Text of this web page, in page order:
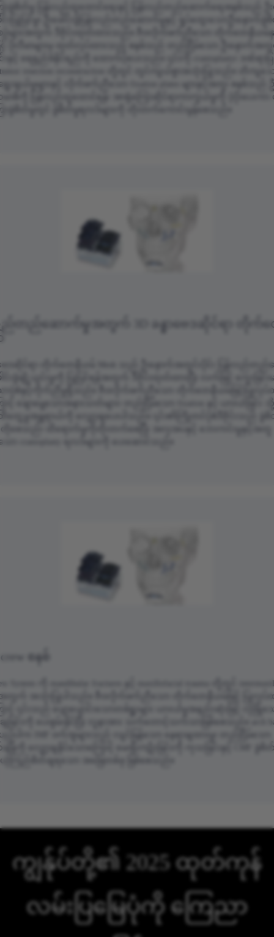
ာခွဲစိတ်မှု ပြန်လည်ထူထောင်ရေးနှင့် ပြန်လည်တည်ဆောက်ရေးစနစ်သည် ဦ
းပြုပြင်မှု၊ ဦးခေါင်းခွံပြန်လည်တည်ဆောက်မှုနှင့် ရှုပ်ထွေးသောဦးနှောက်ခွဲ
စဉ်များအတွက် ဒီဇိုင်းထုတ်ထားသည်။ ဇီဝလိုက်ဖက်ညီသော တိုက်တေနီယမ်
ပိုလီမာများမှ ထုတ်လုပ်ထားသည့် စနစ်သည် တည်ငြိမ်သော ဦးနှောက်အတွ
င်းနှင့် ရေရှည်ခံနိုင်ရည်ကို ထောက်ပံ့ပေးသည်။ ၎င်းကို cranioplasty၊ ဒဏ်ရာပြု
tumor resection reconstruction တို့တွင် တွင်ကျယ်စွာအသုံးပြုသည်။ တိကျသ
ေးချယ်မှုများနှင့် လိုက်ဖက်ညီသော fixation plates များနှင့်အတူ၊ စနစ်သည်
ာဓိကို ပြန်လည်ထူထောင်ရန်၊ အာရုံကြောဆိုင်ရာကာကွယ်မှုကို ပံ့ပိုးပေးကာ
ာခွဲစိတ်မှုတွင် ခွဲစိတ်မှုရလဒ်များကို တိုးတက်ကောင်းမွန်စေသည်။
ည်တည်ဆောက်မှုအတွက် 3D ခန္ဓာဗေဒဆိုင်ရာ တိုက်
ာဗေဒဆိုင်ရာ တိုက်တေနီယမ် Mesh သည် ဦးနှောက်အတွင်းပိုင်း ပြန်လည်တ
ါင်းခွံချို့ယွင်းမှုကို ပြုပြင်ရန်အတွက် ဒီဇိုင်းထုတ်ထားပြီး လက်ဖြင့် ကွေးခြင်
ာပုံစံနှင့်ကိုက်ညီမှုရှိသည်။ ဇီဝလိုက်ဖက်ညီသော တိုက်တေနီယမ်ဖြင့်ပြုလုပ်ထ
ာင့် ချောမွေ့သောအနားသတ်များ၊ တည်ငြိမ်သော fixation နှင့် ယားယံခြင်
ထိတွေ့မှုအန္တရာယ်ကို လျှော့ချပေးပါသည်။ ၎င်း၏ကြိုတင်ပုံစံဒီဇိုင်းသည် ခွဲ
ာ cranioplasty ရလဒ်များကို ပေးဆောင်သည်။
စနစ်
အတွက် အသုံးပြုပါသည်။ ဇီဝလိုက်ဖက်ညီသော တိုက်တေနီယမ်ဖြင့် ပြုလုပ်ထ
ာင့် ၎င်းသည် ပျော့ပျောင်းသောတစ်ရှူးများ ယားယံမှုအနည်းဆုံးဖြင့် လုံခြုံသ
ခြင်းကို ပေးစွမ်းနိုင်ပြီး လူနာအား သက်တောင့်သက်သာဖြစ်စေသည်။ arch
ဉ်ပါက IMF ဝက်အူများသည် လျင်မြန်သော နေရာချထားမှု၊ တည်ငြိမ်သော
ျိန်ကို လျှော့ချနိုင်သောကြောင့် မေးရိုးကျိုးခြင်းကို ကုသခြင်းနှင့် CMF ခွဲစိတ်
ြည်စိတ်ချရသော အဖြေတစ်ခု ဖြစ်စေသည်။
ကျွန်ုပ်တို့၏ 2025 ထုတ်ကုန်
လမ်းပြမြေပုံကို ကြေညာ